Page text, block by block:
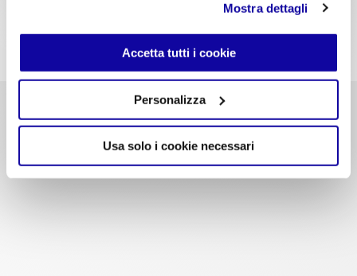
Mostra dettagli
Accetta tutti i cookie
Personalizza
Usa solo i cookie necessari
Koki Wire - Outdoor